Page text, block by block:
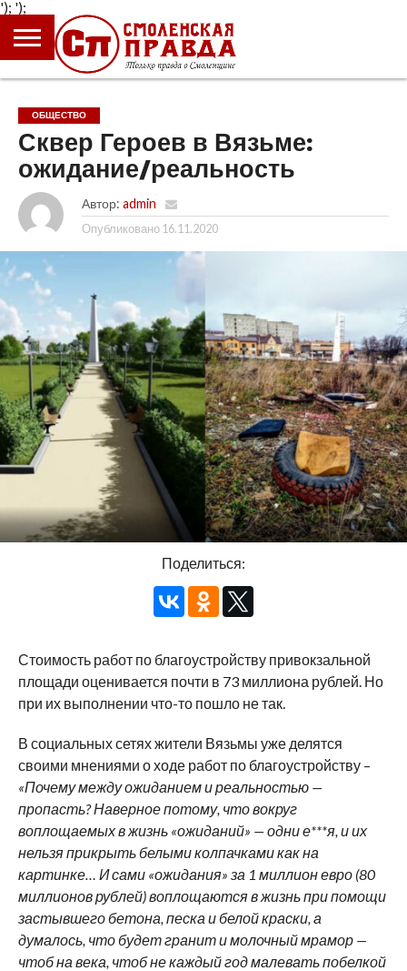
');
ГЛАВНАЯ
НОВОСТИ
ПРОИСШЕСТВИЯ
ПОЛИТИКА
КУЛЬТУРА
ЭКОНОМИКА
ОБЩЕСТВО
БЛОГИ
ОБЩЕСТВО
Сквер Героев в Вязьме:
ожидание/реальность
Автор: admin
Опубликовано 16.11.2020
Поделиться:
Стоимость работ по благоустройству привокзальной
площади оценивается почти в 73 миллиона рублей. Но
при их выполнении что-то пошло не так.
В социальных сетях жители Вязьмы уже делятся
своими мнениями о ходе работ по благоустройству –
«Почему между ожиданием и реальностью —
пропасть? Наверное потому, что вокруг
воплощаемых в жизнь «ожиданий» — одни е***я, и их
нельзя прикрыть белыми колпачками как на
картинке… И сами «ожидания» за 1 миллион евро (80
миллионов рублей) воплощаются в жизнь при помощи
застывшего бетона, песка и белой краски, а
думалось, что будет гранит и молочный мрамор —
чтоб на века, чтоб не каждый год малевать побелкой
');